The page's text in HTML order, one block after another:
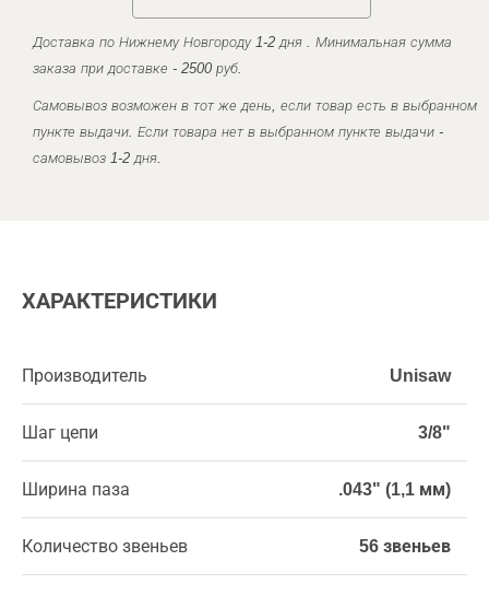
Доставка по Нижнему Новгороду 1-2 дня . Минимальная сумма
заказа при доставке - 2500 руб.
Самовывоз возможен в тот же день, если товар есть в выбранном
пункте выдачи. Если товара нет в выбранном пункте выдачи -
самовывоз 1-2 дня.
ХАРАКТЕРИСТИКИ
Производитель Unisaw
Шаг цепи 3/8"
Ширина паза .043" (1,1 мм)
Количество звеньев 56 звеньев